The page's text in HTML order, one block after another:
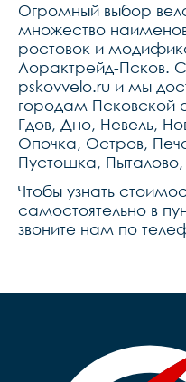
Огромный выбор
множество
ростовок и
Лорактрейд-Псков.
pskovvelo.ru и мы
городам Псковской
Гдов, Дно, Невель,
Опочка, Остров,
Пустошка,
Чтобы узнать
самостоятельно в
звоните нам по